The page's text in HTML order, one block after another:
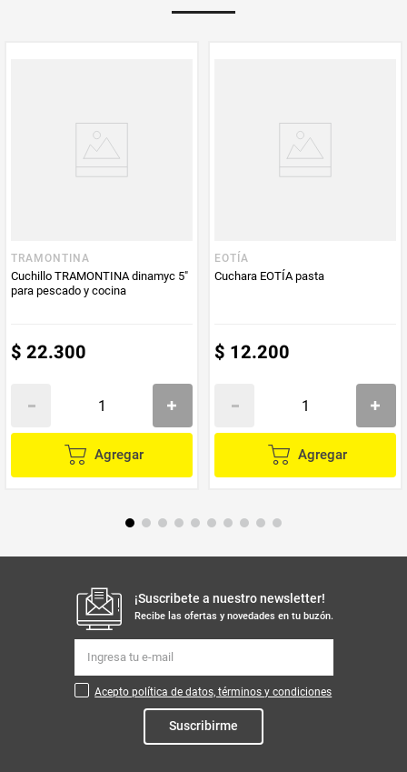
Vendido por Mercaldas
TRAMONTINA
Cuchillo TRAMONTINA dinamyc 5"
para pescado y cocina
$ 22.300
Agregar
EOTÍA
Cuchara EOTÍA pasta
$ 12.200
Agregar
¡Suscribete a nuestro newsletter!
Recibe las ofertas y novedades en tu buzón.
Acepto política de datos, términos y condiciones
Suscribirme